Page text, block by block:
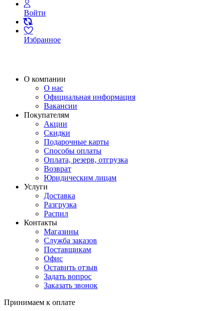
Войти
Избранное
О компании
О нас
Официальная информация
Вакансии
Покупателям
Акции
Скидки
Подарочные карты
Способы оплаты
Оплата, резерв, отгрузка
Возврат
Юридическим лицам
Услуги
Доставка
Разгрузка
Распил
Контакты
Магазины
Служба заказов
Поставщикам
Офис
Оставить отзыв
Задать вопрос
Заказать звонок
Принимаем к оплате